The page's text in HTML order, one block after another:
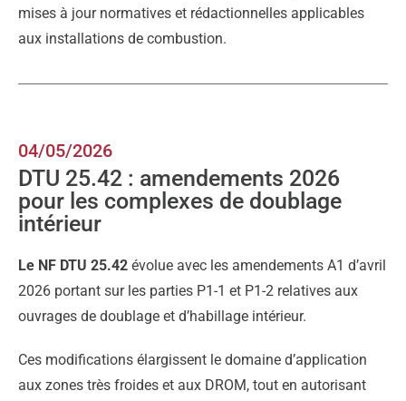
mises à jour normatives et rédactionnelles applicables
aux installations de combustion.
04/05/2026
DTU 25.42 : amendements 2026
pour les complexes de doublage
intérieur
Le NF DTU 25.42 évolue avec les amendements A1 d’avril
2026 portant sur les parties P1-1 et P1-2 relatives aux
ouvrages de doublage et d’habillage intérieur.
Ces modifications élargissent le domaine d’application
aux zones très froides et aux DROM, tout en autorisant